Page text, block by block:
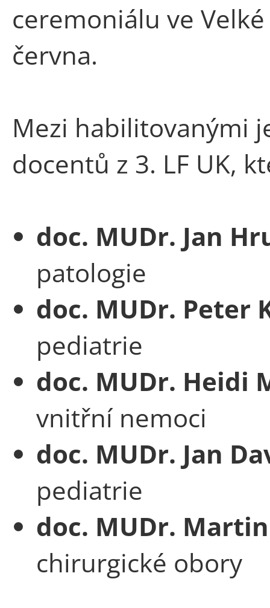
ceremoniálu ve
června.
Mezi habilitovanými
docentů z 3. LF UK,
doc. MUDr. Jan
patologie
doc. MUDr. Peter
pediatrie
doc. MUDr. Heidi
vnitřní nemoci
doc. MUDr. Jan
pediatrie
doc. MUDr.
chirurgické obory